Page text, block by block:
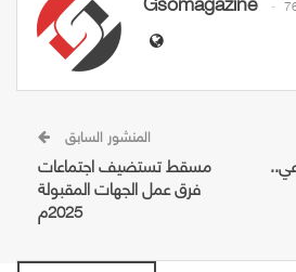
المنشور السابق
مسقط تستضيف اجتماعات
فرق عمل الجهات المقبولة
2025م